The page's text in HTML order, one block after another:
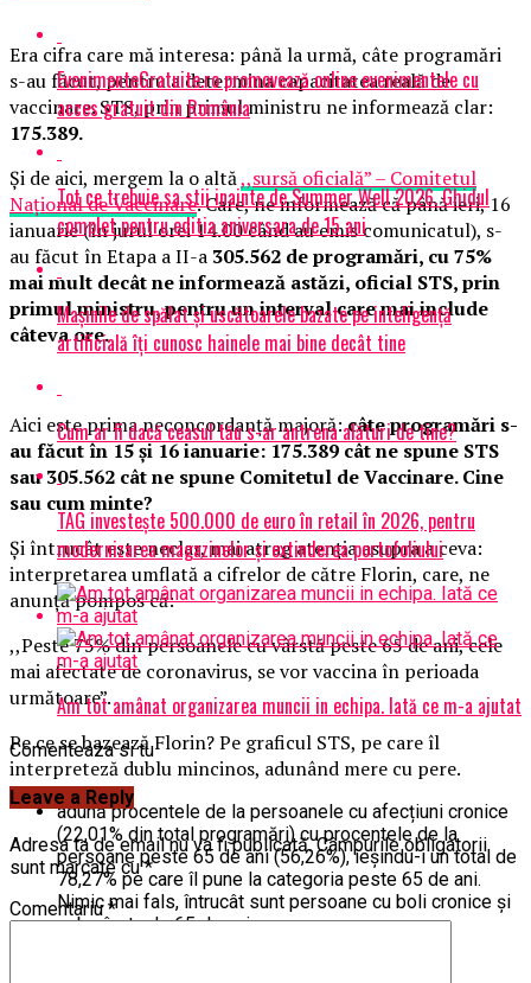
Era cifra care mă interesa: până la urmă, câte programări
s-au făcut, pentru a determina capacitatea reală de
vaccinare. STS, prin primul ministru ne informează clar:
175.389.
Și de aici, mergem la o altă,,sursă oficială” – Comitetul
Național de Vaccinare. Care, ne informează că până ieri, 16
ianuarie (în jurul orei 14.00 când au emis comunicatul), s-
au făcut în Etapa a II-a 305.562 de programări, cu 75%
mai mult decât ne informează astăzi, oficial STS, prin
primul ministru, pentru un interval care mai include
câteva ore.
Aici este prima neconcordanță majoră:câte programări s-
au făcut în 15 și 16 ianuarie: 175.389 cât ne spune STS
sau 305.562 cât ne spune Comitetul de Vaccinare. Cine
sau cum minte?
Și întrucât este neclar, mai atrag atenția asupra a ceva:
interpretarea umflată a cifrelor de către Florin, care, ne
anunță pompos că:
,,Peste 75% din persoanele cu vârstă peste 65 de ani, cele
mai afectate de coronavirus, se vor vaccina în perioada
următoare”.
Pe ce se bazează Florin? Pe graficul STS, pe care îl
interpreteză dublu mincinos, adunând mere cu pere.
adună procentele de la persoanele cu afecțiuni cronice
(22,01% din total programări) cu procentele de la
persoane peste 65 de ani (56,26%), ieșindu-i un total de
78,27% pe care îl pune la categoria peste 65 de ani.
Nimic mai fals, întrucât sunt persoane cu boli cronice și
sub vârsta de 65 de ani.
EvenimenteGratuite.ro promovează online evenimentele cu
acces gratuit din România
Tot ce trebuie sa stii inainte de Summer Well 2026. Ghidul
complet pentru editia aniversara de 15 ani
Mașinile de spălat și uscătoarele bazate pe inteligență
artificială îți cunosc hainele mai bine decât tine
Cum ar fi dacă ceasul tău s-ar antrena alături de tine?
TAG investește 500.000 de euro în retail în 2026, pentru
modernizarea magazinelor și extinderea portofoliului
Am tot amânat organizarea muncii in echipa. Iată ce m-a ajutat
Comenteaza si tu
Leave a Reply
Adresa ta de email nu va fi publicată. Câmpurile obligatorii
sunt marcate cu*
Comentariu*